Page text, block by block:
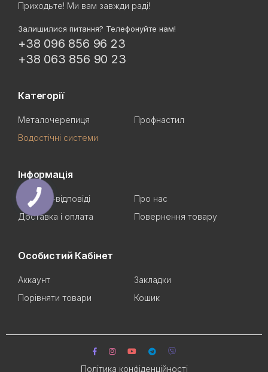
Приходьте! Ми вам завжди раді!
Залишилися питання? Телефонуйте нам!
+38 096 856 96 23
+38 063 856 90 23
Категорії
Металочерепиця
Профнастил
Водостічні системи
Інформація
Питання-відповіді
Про нас
Доставка і оплата
Повернення товару
Особистий Кабінет
Аккаунт
Закладки
Порівняти товари
Кошик
Політика конфіденційності